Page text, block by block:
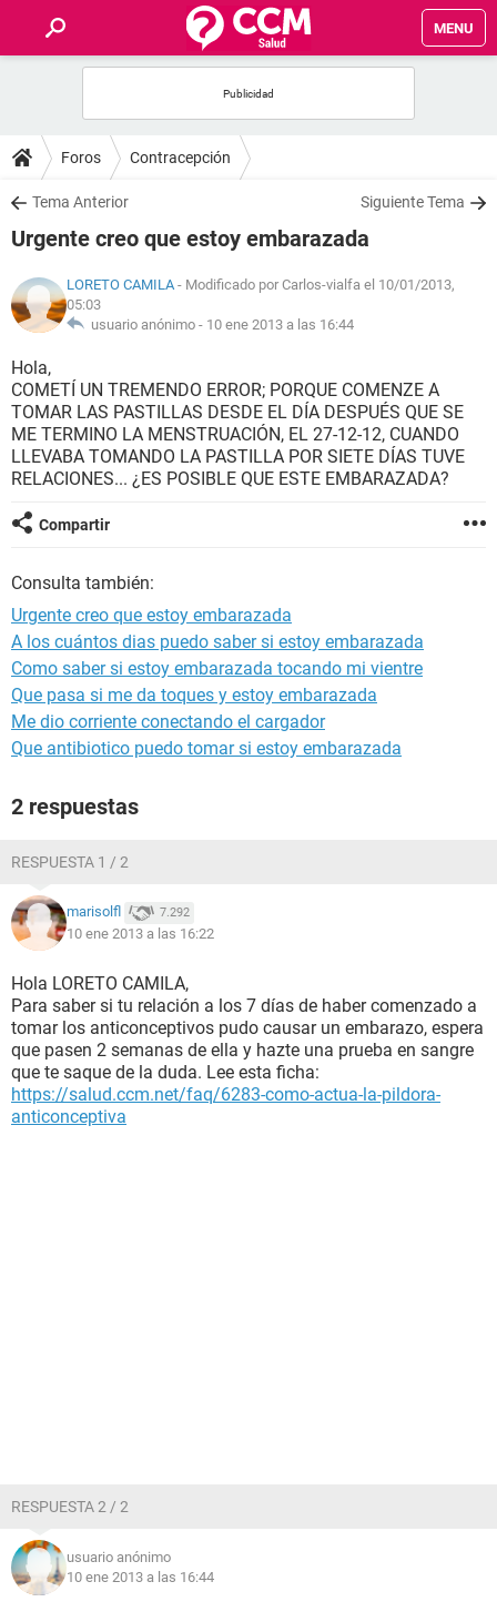
MENU
FOROS
SALUD
FAMILIA
NUTRICIÓN
BIENESTAR
SEXUALIDAD
GLOSARIO
Foros Contracepción
Tema Anterior Siguiente Tema
Urgente creo que estoy embarazada
LORETO CAMILA- Modificado por Carlos-vialfa el 10/01/2013,
05:03
usuario anónimo - 10 ene 2013 a las 16:44
Hola,
COMETÍ UN TREMENDO ERROR; PORQUE COMENZE A
TOMAR LAS PASTILLAS DESDE EL DÍA DESPUÉS QUE SE
ME TERMINO LA MENSTRUACIÓN, EL 27-12-12, CUANDO
LLEVABA TOMANDO LA PASTILLA POR SIETE DÍAS TUVE
RELACIONES... ¿ES POSIBLE QUE ESTE EMBARAZADA?
Compartir
Consulta también:
Urgente creo que estoy embarazada
A los cuántos dias puedo saber si estoy embarazada
Como saber si estoy embarazada tocando mi vientre
Que pasa si me da toques y estoy embarazada
Me dio corriente conectando el cargador
Que antibiotico puedo tomar si estoy embarazada
2 respuestas
RESPUESTA 1 / 2
marisolfl 7.292
10 ene 2013 a las 16:22
Hola LORETO CAMILA,
Para saber si tu relación a los 7 días de haber comenzado a
tomar los anticonceptivos pudo causar un embarazo, espera
que pasen 2 semanas de ella y hazte una prueba en sangre
que te saque de la duda. Lee esta ficha:
https://salud.ccm.net/faq/6283-como-actua-la-pildora-
anticonceptiva
RESPUESTA 2 / 2
usuario anónimo
10 ene 2013 a las 16:44